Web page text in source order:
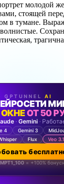
молодой
стоящей
в тумане.
GPTUNNEL AI
ОТ 50
· Gemini ·
4 Gemini 3
Flux Veo 3.1
= +100%